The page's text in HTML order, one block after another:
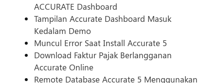
ACCURATE Dashboard
Tampilan Accurate Dashboard Masuk
Kedalam Demo
Muncul Error Saat Install Accurate 5
Download Faktur Pajak Berlangganan
Accurate Online
Remote Database Accurate 5 Menggunakan